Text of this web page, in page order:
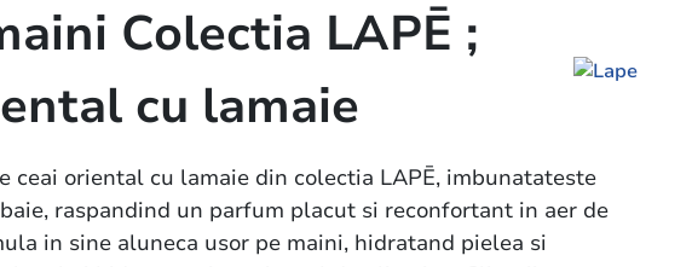
Colectia LAPĒ ;
cu lamaie
ceai oriental cu lamaie din colectia LAPĒ, imbunatateste
raspandind un parfum placut si reconfortant in aer de
in sine aluneca usor pe maini, hidratand pielea si